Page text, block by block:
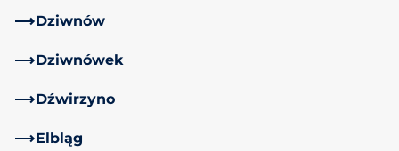
Dziwnów
Dziwnówek
Dźwirzyno
Elbląg